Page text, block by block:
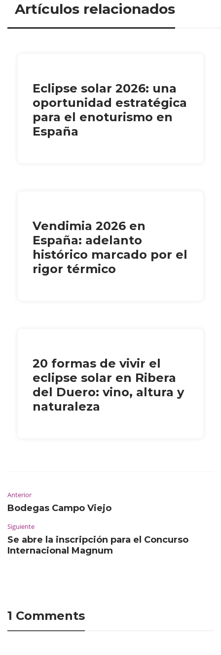
Artículos relacionados
Eclipse solar 2026: una
oportunidad estratégica
para el enoturismo en
España
Vendimia 2026 en
España: adelanto
histórico marcado por el
rigor térmico
20 formas de vivir el
eclipse solar en Ribera
del Duero: vino, altura y
naturaleza
Anterior
Bodegas Campo Viejo
Siguiente
Se abre la inscripción para el Concurso
Internacional Magnum
1 Comments